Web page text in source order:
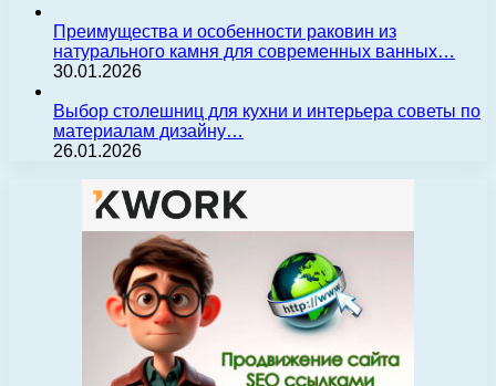
Преимущества и особенности раковин из
натурального камня для современных ванных…
30.01.2026
Выбор столешниц для кухни и интерьера советы по
материалам дизайну…
26.01.2026